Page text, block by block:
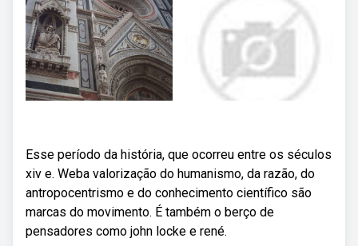
Esse período da história, que ocorreu entre os séculos
xiv e. Weba valorização do humanismo, da razão, do
antropocentrismo e do conhecimento científico são
marcas do movimento. É também o berço de
pensadores como john locke e rené.